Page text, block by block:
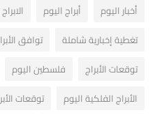
أخبار اليوم أبراج اليوم
تغطية إخبارية شاملة
توافق
توقعات الأبراج
فلسطين اليوم
الأبراج الفلكية اليوم
توقعات